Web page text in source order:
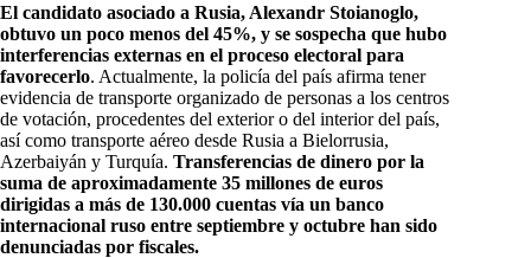
El candidato asociado a Rusia, Alexandr Stoianoglo,
obtuvo un poco menos del 45%, y se sospecha que hubo
interferencias externas en el proceso electoral para
favorecerlo. Actualmente, la policía del país afirma tener
evidencia de transporte organizado de personas a los centros
de votación, procedentes del exterior o del interior del país,
así como transporte aéreo desde Rusia a Bielorrusia,
Azerbaiyán y Turquía. Transferencias de dinero por la
suma de aproximadamente 35 millones de euros
dirigidas a más de 130.000 cuentas vía un banco
internacional ruso entre septiembre y octubre han sido
denunciadas por fiscales.